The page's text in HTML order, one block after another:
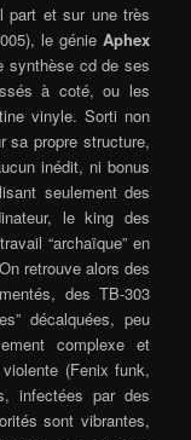
part et sur une très
le génie Aphex
synthèse cd de ses
à coté, ou les
vinyle. Sorti non
sa propre structure,
inédit, ni bonus
seulement des
le king des
“archaïque” en
retrouve alors des
des TB-303
décalquées, peu
complexe et
(Fenix funk,
infectées par des
sont vibrantes,